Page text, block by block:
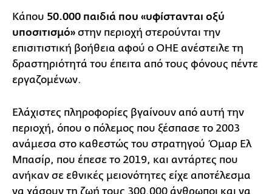
Κάπου 50.000 παιδιά που «υφίστανται οξύ
υποσιτισμό» στην περιοχή στερούνται την
επισιτιστική βοήθεια αφού ο ΟΗΕ ανέστειλε τη
δραστηριότητά του έπειτα από τους φόνους πέντε
εργαζομένων.
Ελάχιστες πληροφορίες βγαίνουν από αυτή την
περιοχή, όπου ο πόλεμος που ξέσπασε το 2003
ανάμεσα στο καθεστώς του στρατηγού Όμαρ Ελ
Μπασίρ, που έπεσε το 2019, και αντάρτες που
ανήκαν σε εθνικές μειονότητες είχε αποτέλεσμα
να χάσουν τη ζωή τους 300.000 άνθρωποι και να